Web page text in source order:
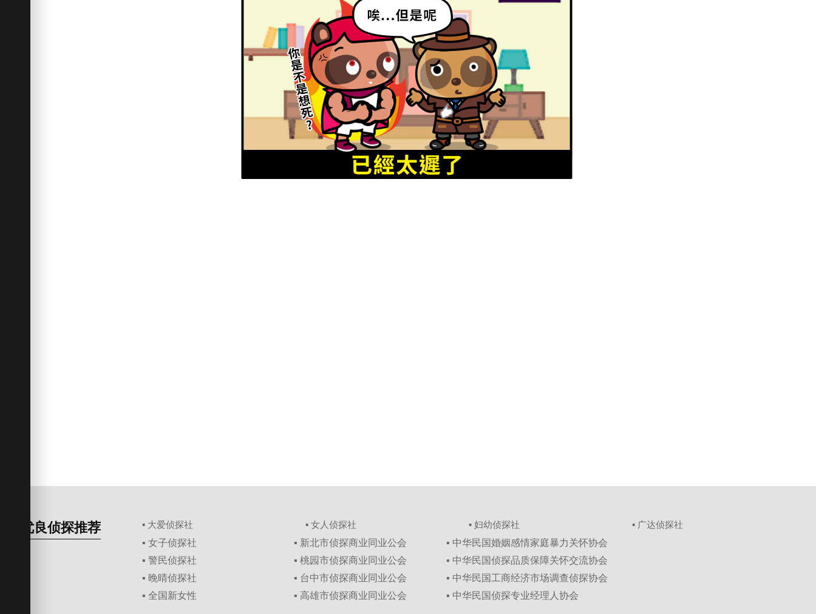
优良侦探推荐 ▪ 大爱侦探社 ▪ 女人侦探社 ▪ 妇幼侦探社 ▪ 广达侦探社
▪ 女子侦探社
▪ 警民侦探社
▪ 晚晴侦探社
▪ 全国新女性
▪ 新北市侦探商业同业公会
▪ 桃园市侦探商业同业公会
▪ 台中市侦探商业同业公会
▪ 高雄市侦探商业同业公会
▪ 中华民国婚姻感情家庭暴力关怀协会
▪ 中华民国侦探品质保障关怀交流协会
▪ 中华民国工商经济市场调查侦探协会
▪ 中华民国侦探专业经理人协会